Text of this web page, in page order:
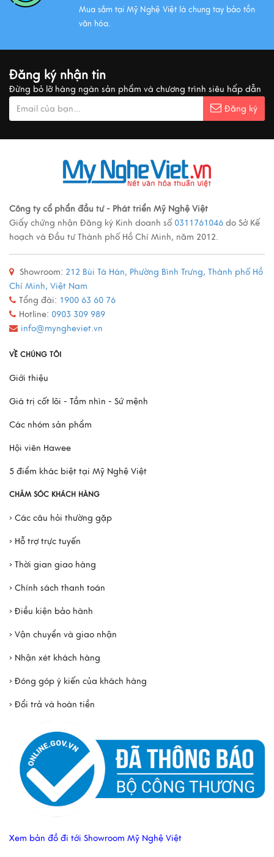
Mua sắm tại Mỹ Nghệ Việt là chung tay bảo tồn
văn hóa.
Đăng ký nhận tin
Đừng bỏ lỡ hàng ngàn sản phẩm và chương trình siêu hấp dẫn
Đăng ký
Công ty cổ phẩn đầu tư - Phát triển Mỹ Nghệ Việt
Giấy chứng nhận Đăng ký Kinh doanh số 0311761046 do Sở Kế
hoạch và Đầu tư Thành phố Hồ Chí Minh, năm 2012.
Showroom: 212 Bùi Tá Hán, Phường Bình Trưng, Thành phố Hồ
Chí Minh, Việt Nam
Tổng đài: 1900 63 60 76
Hotline: 0903 309 989
info@myngheviet.vn
VỀ CHÚNG TÔI
Giới thiệu
Giá trị cốt lõi - Tầm nhìn - Sứ mệnh
Các nhóm sản phẩm
Hội viên Hawee
5 điểm khác biệt tại Mỹ Nghệ Việt
CHĂM SÓC KHÁCH HÀNG
› Các câu hỏi thường gặp
› Hỗ trợ trực tuyến
› Thời gian giao hàng
› Chính sách thanh toán
› Điều kiện bảo hành
› Vận chuyển và giao nhận
› Nhận xét khách hàng
› Đóng góp ý kiến của khách hàng
› Đổi trả và hoàn tiền
Xem bản đồ đi tới Showroom Mỹ Nghệ Việt